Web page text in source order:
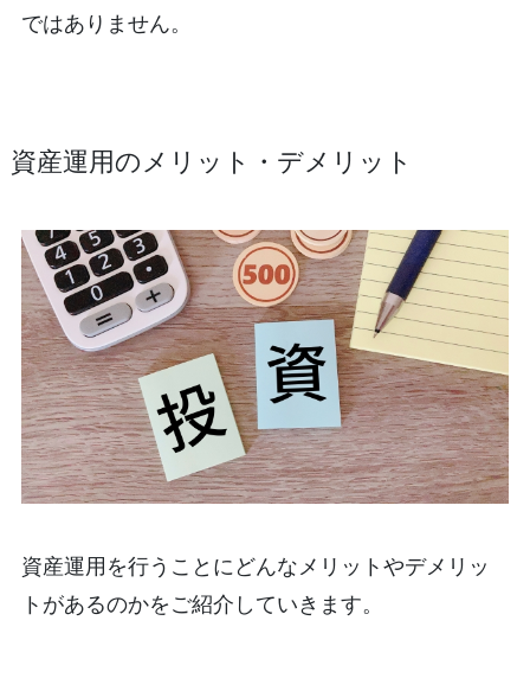
ではありません。
資産運用のメリット・デメリット
資産運用を行うことにどんなメリットやデメリッ
トがあるのかをご紹介していきます。